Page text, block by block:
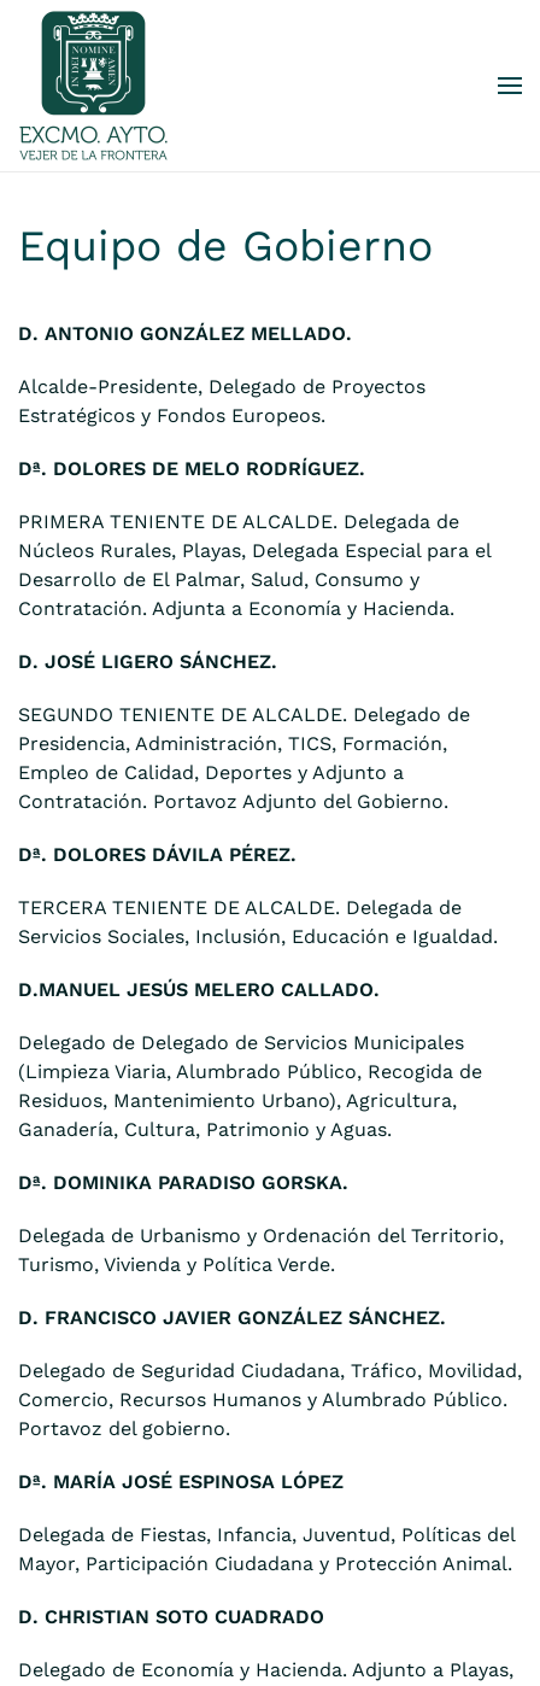
Skip to main content
Equipo de Gobierno
D. ANTONIO GONZÁLEZ MELLADO.
Alcalde-Presidente, Delegado de Proyectos
Estratégicos y Fondos Europeos.
Dª. DOLORES DE MELO RODRÍGUEZ.
PRIMERA TENIENTE DE ALCALDE. Delegada de
Núcleos Rurales, Playas, Delegada Especial para el
Desarrollo de El Palmar, Salud, Consumo y
Contratación. Adjunta a Economía y Hacienda.
D. JOSÉ LIGERO SÁNCHEZ.
SEGUNDO TENIENTE DE ALCALDE. Delegado de
Presidencia, Administración, TICS, Formación,
Empleo de Calidad, Deportes y Adjunto a
Contratación. Portavoz Adjunto del Gobierno.
Dª. DOLORES DÁVILA PÉREZ.
TERCERA TENIENTE DE ALCALDE. Delegada de
Servicios Sociales, Inclusión, Educación e Igualdad.
D.MANUEL JESÚS MELERO CALLADO.
Delegado de Delegado de Servicios Municipales
(Limpieza Viaria, Alumbrado Público, Recogida de
Residuos, Mantenimiento Urbano), Agricultura,
Ganadería, Cultura, Patrimonio y Aguas.
Dª. DOMINIKA PARADISO GORSKA.
Delegada de Urbanismo y Ordenación del Territorio,
Turismo, Vivienda y Política Verde.
D. FRANCISCO JAVIER GONZÁLEZ SÁNCHEZ.
Delegado de Seguridad Ciudadana, Tráfico, Movilidad,
Comercio, Recursos Humanos y Alumbrado Público.
Portavoz del gobierno.
Dª. MARÍA JOSÉ ESPINOSA LÓPEZ
Delegada de Fiestas, Infancia, Juventud, Políticas del
Mayor, Participación Ciudadana y Protección Animal.
D. CHRISTIAN SOTO CUADRADO
Delegado de Economía y Hacienda. Adjunto a Playas,